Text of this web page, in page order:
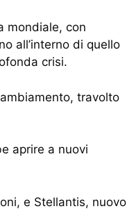
mondiale, con
all’interno di quello
crisi.
travolto
aprire a nuovi
e Stellantis, nuovo